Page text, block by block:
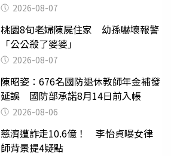
2026-08-07
桃園8旬老婦陳屍住家 幼孫嚇壞報警
「公公殺了婆婆」
2026-08-07
陳昭姿：676名國防退休教師年金補發
延誤 國防部承諾8月14日前入帳
2026-08-06
慈濟遭詐走10.6億！ 李怡貞曝女律
師背景提4疑點